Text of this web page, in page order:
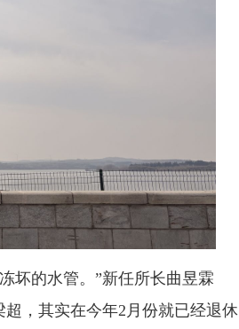
的水管。”新任所长曲昱霖
，其实在今年2月份就已经退休